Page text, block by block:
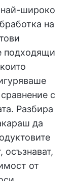
най-широко
на
подходящи
с
Разбира
да
осъзнават,
от